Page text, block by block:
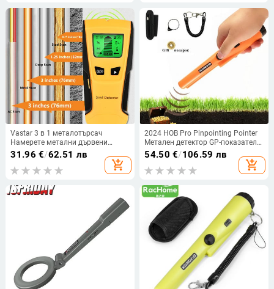
Vastar 3 в 1 металотърсач
Намерете метални дървени
шпилки Променливотоково
напрежение Откриване на жив
проводник Скенер за стена
детектор
31.96 €/62.51 лв
add_shopping_cart
2024 НОВ Pro Pinpointing Pointer
Метален детектор GP-показател
Gold Target Метален детектор
Статична аларма с гривна
54.50 €/106.59 лв
add_shopping_cart